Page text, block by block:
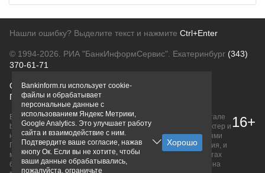
Нашли ошибку? Выделите текст и нажмите Ctrl+Enter
© 1994-2026. РИА "БанкИнформСервис". Екатеринбург (343)
370-61-71
О проектеПолитика конфиденциальности
Правовая информацияДля рекламодателей
Вся информация о продуктах банков, размещенная на портале
bankinform.ru, носит исключительно ознакомительный характер и
не является публичной офертой, определяемой положениями
ГК РФ. Информация не содержит точного и полного описания, и
может быть изменена. Конечные условия уточняйте на сайтах
банков или при личном обращении. Исключительное право на
16+
Bankinform.ru использует cookie-
файлы и обрабатывает
персональные данные с
использованием Яндекс Метрики,
Google Analytics. Это улучшает работу
сайта и взаимодействие с ним.
Подтвердите ваше согласие, нажав
кнопу Ок. Если вы не хотите, чтобы
ваши данные обрабатывались,
пожалуйста, ограничьте